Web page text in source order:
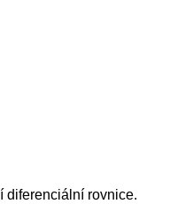
diferenciální rovnice.